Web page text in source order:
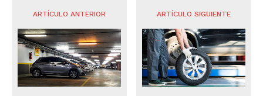
ARTÍCULO ANTERIOR ARTÍCULO SIGUIENTE